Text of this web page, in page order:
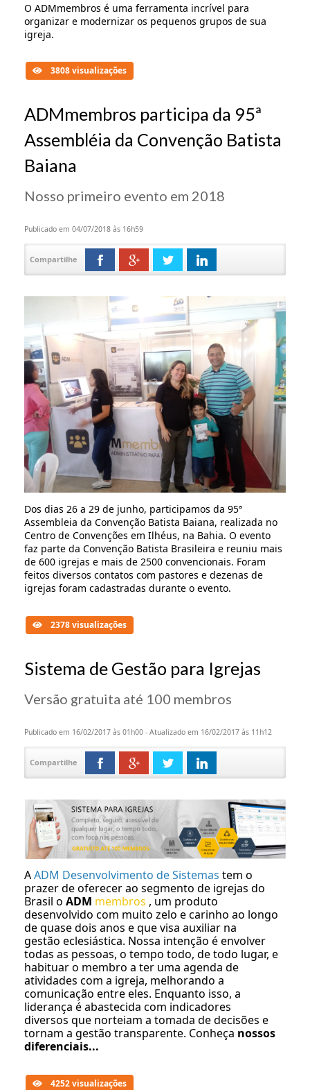
O ADMmembros é uma ferramenta incrível para
organizar e modernizar os pequenos grupos de sua
igreja.
3808 visualizações
ADMmembros participa da 95ª
Assembléia da Convenção Batista
Baiana
Nosso primeiro evento em 2018
Publicado em 04/07/2018 às 16h59
Compartilhe
Dos dias 26 a 29 de junho, participamos da 95ª
Assembleia da Convenção Batista Baiana, realizada no
Centro de Convenções em Ilhéus, na Bahia. O evento
faz parte da Convenção Batista Brasileira e reuniu mais
de 600 igrejas e mais de 2500 convencionais. Foram
feitos diversos contatos com pastores e dezenas de
igrejas foram cadastradas durante o evento.
2378 visualizações
Sistema de Gestão para Igrejas
Versão gratuita até 100 membros
Publicado em 16/02/2017 às 01h00 - Atualizado em 16/02/2017 às 11h12
Compartilhe
AADM Desenvolvimento de Sistemas tem o
prazer de oferecer ao segmento de igrejas do
Brasil o ADM membros , um produto
desenvolvido com muito zelo e carinho ao longo
de quase dois anos e que visa auxiliar na
gestão eclesiástica. Nossa intenção é envolver
todas as pessoas, o tempo todo, de todo lugar, e
habituar o membro a ter uma agenda de
atividades com a igreja, melhorando a
comunicação entre eles. Enquanto isso, a
liderança é abastecida com indicadores
diversos que norteiam a tomada de decisões e
tornam a gestão transparente. Conheça nossos
diferenciais...
4252 visualizações